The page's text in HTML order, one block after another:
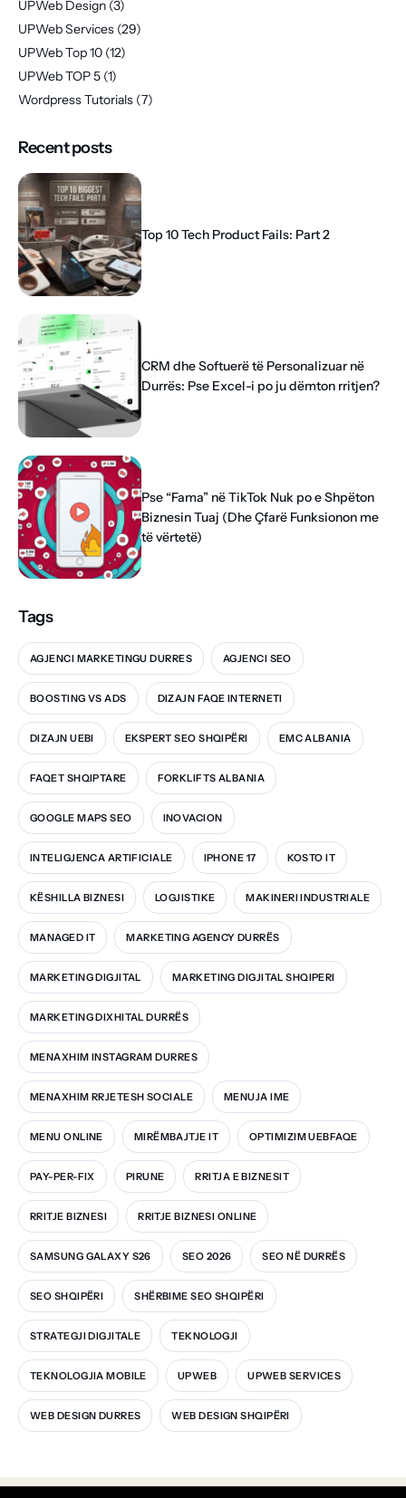
UPWeb Design (3)
UPWeb Services (29)
UPWeb Top 10 (12)
UPWeb TOP 5 (1)
Wordpress Tutorials (7)
Recent posts
Top 10 Tech Product Fails: Part 2
CRM dhe Softuerë të Personalizuar në
Durrës: Pse Excel-i po ju dëmton rritjen?
Pse “Fama” në TikTok Nuk po e Shpëton
Biznesin Tuaj (Dhe Çfarë Funksionon me
të vërtetë)
Tags
AGJENCI MARKETINGU DURRES AGJENCI SEO
BOOSTING VS ADS DIZAJN FAQE INTERNETI
DIZAJN UEBI EKSPERT SEO SHQIPËRI EMC ALBANIA
FAQET SHQIPTARE FORKLIFTS ALBANIA
GOOGLE MAPS SEO INOVACION
INTELIGJENCA ARTIFICIALE IPHONE 17 KOSTO IT
KËSHILLA BIZNESI LOGJISTIKE MAKINERI INDUSTRIALE
MANAGED IT MARKETING AGENCY DURRËS
MARKETING DIGJITAL MARKETING DIGJITAL SHQIPERI
MARKETING DIXHITAL DURRËS
MENAXHIM INSTAGRAM DURRES
MENAXHIM RRJETESH SOCIALE MENUJA IME
MENU ONLINE MIRËMBAJTJE IT OPTIMIZIM UEBFAQE
PAY-PER-FIX PIRUNE RRITJA E BIZNESIT
RRITJE BIZNESI RRITJE BIZNESI ONLINE
SAMSUNG GALAXY S26 SEO 2026 SEO NË DURRËS
SEO SHQIPËRI SHËRBIME SEO SHQIPËRI
STRATEGJI DIGJITALE TEKNOLOGJI
TEKNOLOGJIA MOBILE UPWEB UPWEB SERVICES
WEB DESIGN DURRES WEB DESIGN SHQIPËRI